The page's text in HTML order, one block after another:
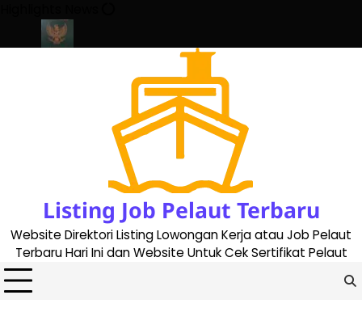
content
Listing Job Pelaut Terbaru
Website Direktori Listing Lowongan Kerja atau Job Pelaut
Terbaru Hari Ini dan Website Untuk Cek Sertifikat Pelaut